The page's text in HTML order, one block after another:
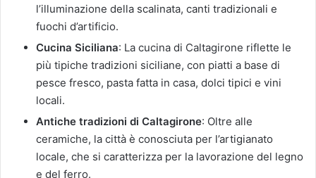
l’illuminazione della scalinata, canti tradizionali e
fuochi d’artificio.
Cucina Siciliana: La cucina di Caltagirone riflette le
più tipiche tradizioni siciliane, con piatti a base di
pesce fresco, pasta fatta in casa, dolci tipici e vini
locali.
Antiche tradizioni di Caltagirone: Oltre alle
ceramiche, la città è conosciuta per l’artigianato
locale, che si caratterizza per la lavorazione del legno
e del ferro.